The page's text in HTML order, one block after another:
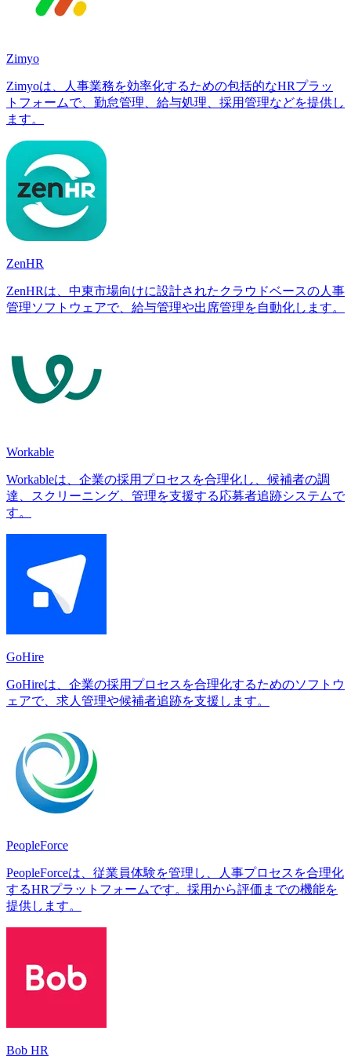
Zimyo
Zimyoは、人事業務を効率化するための包括的なHRプラッ
トフォームで、勤怠管理、給与処理、採用管理などを提供し
ます。
ZenHR
ZenHRは、中東市場向けに設計されたクラウドベースの人事
管理ソフトウェアで、給与管理や出席管理を自動化します。
Workable
Workableは、企業の採用プロセスを合理化し、候補者の調
達、スクリーニング、管理を支援する応募者追跡システムで
す。
GoHire
GoHireは、企業の採用プロセスを合理化するためのソフトウ
ェアで、求人管理や候補者追跡を支援します。
PeopleForce
PeopleForceは、従業員体験を管理し、人事プロセスを合理化
するHRプラットフォームです。採用から評価までの機能を
提供します。
Bob HR